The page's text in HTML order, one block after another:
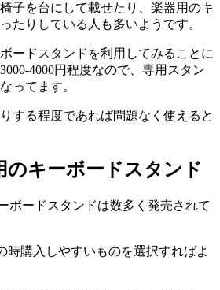
子を台にして載せたり、楽器用のキ
たりしている人も多いようです。
ードスタンドを利用してみることに
4000円程度なので、専用スタン
ってます。
する程度であれば問題なく使えると
のキーボードスタンド
ボードスタンドは数多く発売されて
時購入しやすいものを選択すればよ